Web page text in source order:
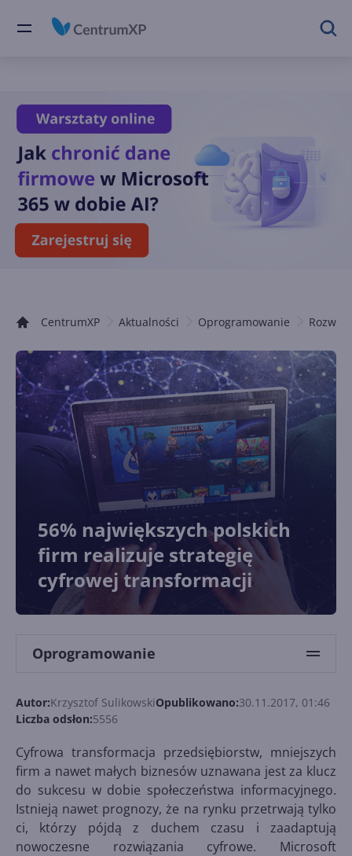
CentrumXP Aktualności Oprogramowanie
56% największych polskich
firm realizuje strategię
cyfrowej transformacji
Oprogramowanie
Autor:Krzysztof SulikowskiOpublikowano:30.11.2017, 01:46
Liczba odsłon:5556
Cyfrowa transformacja przedsiębiorstw, mniejszych
firm a nawet małych biznesów uznawana jest za klucz
do sukcesu w dobie społeczeństwa informacyjnego.
Istnieją nawet prognozy, że na rynku przetrwają tylko
ci, którzy pójdą z duchem czasu i zaadaptują
nowoczesne rozwiązania cyfrowe. Microsoft